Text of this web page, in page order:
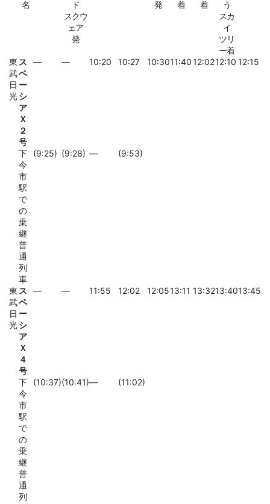
名
ド
スクウ
ェア
発
発
着
着
う
スカ
イ
ツリ
ー着
東
武
日
光
ス
ペ
ー
シ
ア
Ｘ
２
号
― ― 10:20 10:27 10:3011:4012:0212:10 12:15
下
今
市
駅
で
の
乗
継
普
通
列
車
(9:25) (9:28) ― (9:53)
東
武
日
光
ス
ペ
ー
シ
ア
Ｘ
４
号
― ― 11:55 12:02 12:0513:11 13:3213:4013:45
下
今
市
駅
で
の
乗
継
普
通
列
(10:37)(10:41)― (11:02)